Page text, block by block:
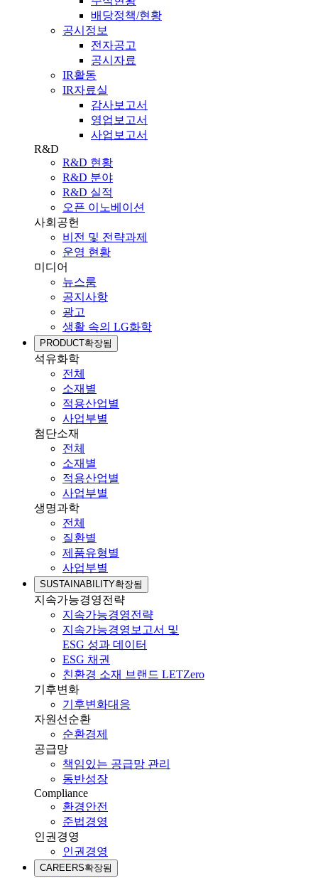
배당정책/현황
공시정보
전자공고
공시자료
IR활동
IR자료실
감사보고서
영업보고서
사업보고서
R&D
R&D 현황
R&D 분야
R&D 실적
오픈 이노베이션
사회공헌
비전 및 전략과제
운영 현황
미디어
뉴스룸
공지사항
광고
생활 속의 LG화학
PRODUCT확장됨
석유화학
전체
소재별
적용산업별
사업부별
첨단소재
전체
소재별
적용산업별
사업부별
생명과학
전체
질환별
제품유형별
사업부별
SUSTAINABILITY확장됨
지속가능경영전략
지속가능경영전략
지속가능경영보고서 및
ESG 성과 데이터
ESG 채권
친환경 소재 브랜드 LETZero
기후변화
기후변화대응
자원선순환
순환경제
공급망
책임있는 공급망 관리
동반성장
Compliance
환경안전
준법경영
인권경영
인권경영
CAREERS확장됨